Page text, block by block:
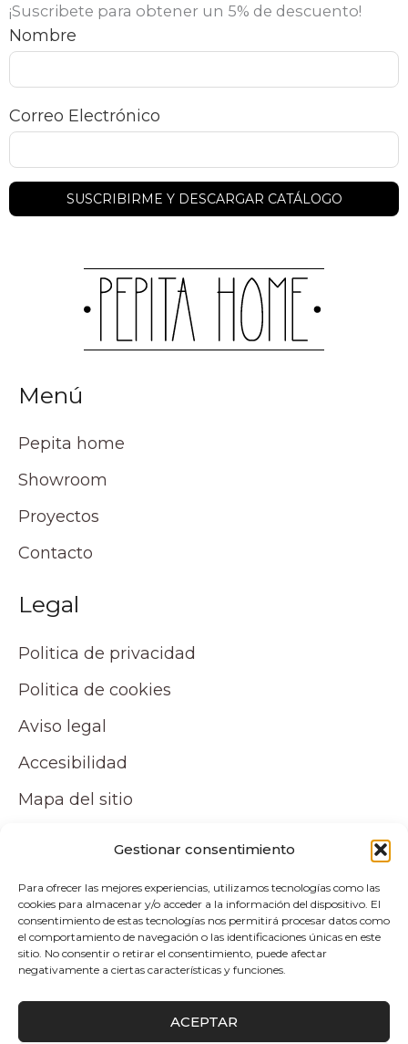
Gestionar consentimiento
Para ofrecer las mejores experiencias, utilizamos tecnologías como las
cookies para almacenar y/o acceder a la información del dispositivo. El
consentimiento de estas tecnologías nos permitirá procesar datos como
el comportamiento de navegación o las identificaciones únicas en este
sitio. No consentir o retirar el consentimiento, puede afectar
negativamente a ciertas características y funciones.
ACEPTAR
¡Suscribete para obtener un 5% de descuento!
Nombre
Correo Electrónico
Menú
Pepita home
Showroom
Proyectos
Contacto
Legal
Politica de privacidad
Politica de cookies
Aviso legal
Accesibilidad
Mapa del sitio
Tu cuenta
Mi cuenta
Carrito